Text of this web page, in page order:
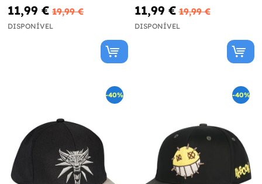
11,99 € 19,99 €
DISPONÍVEL
11,99 € 19,99 €
DISPONÍVEL
-40% -40%